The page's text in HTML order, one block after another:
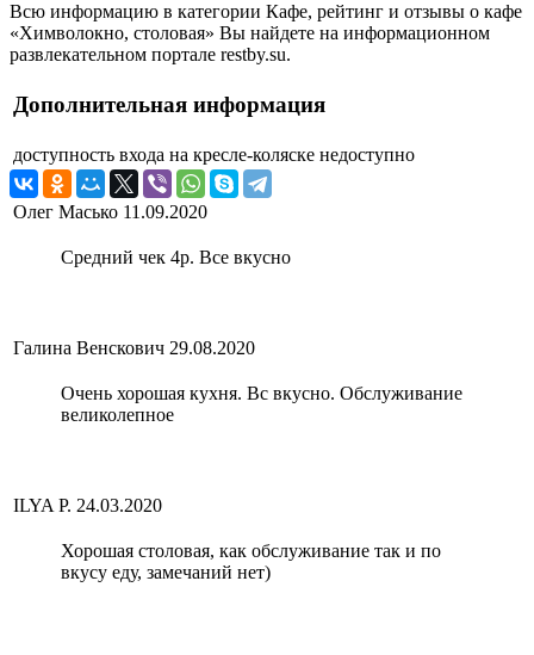
Всю информацию в категории Кафе, рейтинг и отзывы о кафе
«Химволокно, столовая» Вы найдете на информационном
развлекательном портале restby.su.
Дополнительная информация
доступность входа на кресле-коляске недоступно
Олег Масько 11.09.2020
Средний чек 4р. Все вкусно
Галина Венскович 29.08.2020
Очень хорошая кухня. Вс вкусно. Обслуживание
великолепное
ILYA P. 24.03.2020
Хорошая столовая, как обслуживание так и по
вкусу еду, замечаний нет)